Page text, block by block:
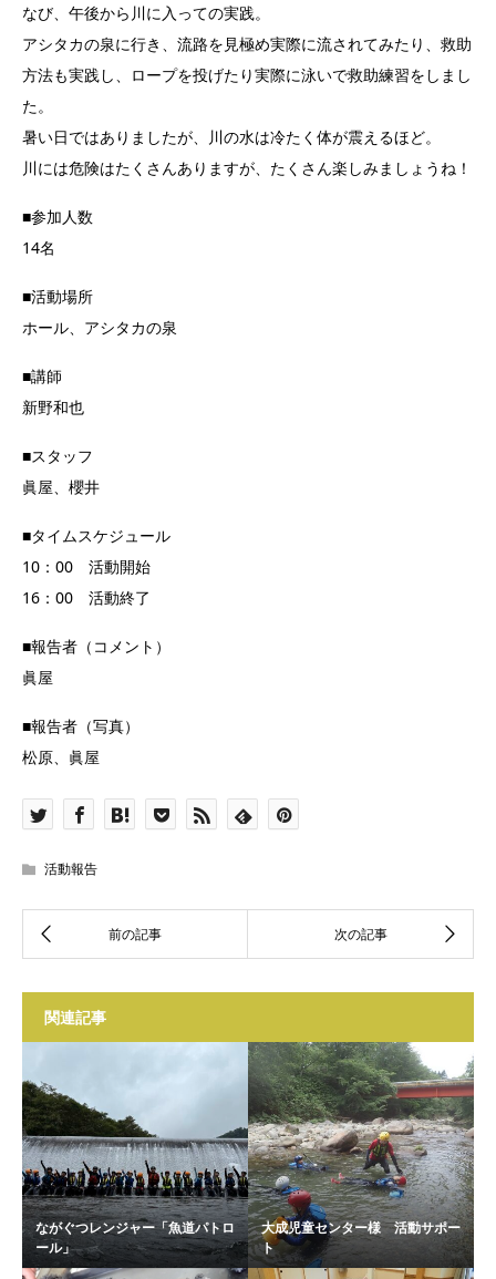
なび、午後から川に入っての実践。
アシタカの泉に行き、流路を見極め実際に流されてみたり、救助
方法も実践し、ロープを投げたり実際に泳いで救助練習をしまし
た。
暑い日ではありましたが、川の水は冷たく体が震えるほど。
川には危険はたくさんありますが、たくさん楽しみましょうね！
■参加人数
14名
■活動場所
ホール、アシタカの泉
■講師
新野和也
■スタッフ
眞屋、櫻井
■タイムスケジュール
10：00 活動開始
16：00 活動終了
■報告者（コメント）
眞屋
■報告者（写真）
松原、眞屋
活動報告
関連記事
ながぐつレンジャー「魚道パトロ
ール」
大成児童センター様 活動サポー
ト